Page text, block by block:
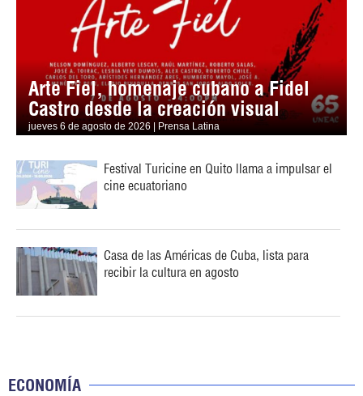
Arte Fiel, homenaje cubano a Fidel
Castro desde la creación visual
jueves 6 de agosto de 2026 | Prensa Latina
Festival Turicine en Quito llama a impulsar el
cine ecuatoriano
Casa de las Américas de Cuba, lista para
recibir la cultura en agosto
ECONOMÍA